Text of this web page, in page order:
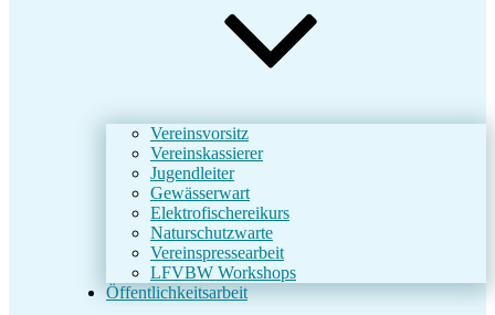
Vereinsvorsitz
Vereinskassierer
Jugendleiter
Gewässerwart
Elektrofischereikurs
Naturschutzwarte
Vereinspressearbeit
LFVBW Workshops
Öffentlichkeitsarbeit